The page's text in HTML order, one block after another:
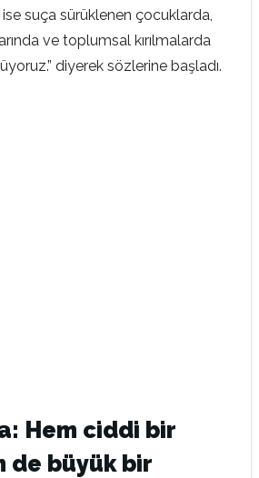
ise suça sürüklenen çocuklarda,
ve toplumsal kırılmalarda
diyerek sözlerine başladı.
Hem ciddi bir
de büyük bir